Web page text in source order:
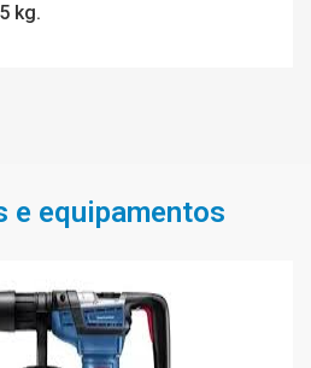
kg.
e equipamentos